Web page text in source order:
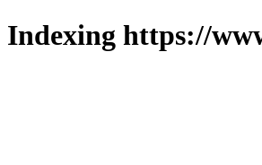
Indexing https://